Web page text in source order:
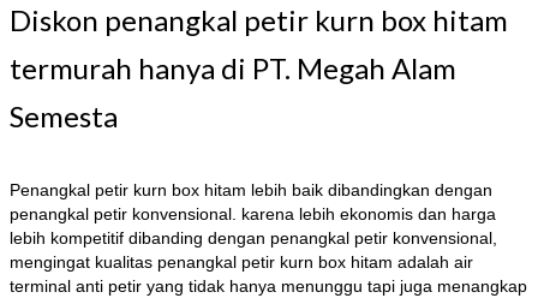
Diskon penangkal petir kurn box hitam
termurah hanya di PT. Megah Alam
Semesta
Penangkal petir kurn box hitam lebih baik dibandingkan dengan
penangkal petir konvensional. karena lebih ekonomis dan harga
lebih kompetitif dibanding dengan penangkal petir konvensional,
mengingat kualitas penangkal petir kurn box hitam adalah air
terminal anti petir yang tidak hanya menunggu tapi juga menangkap